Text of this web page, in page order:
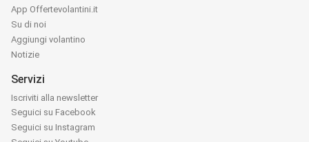
App Offertevolantini.it
Su di noi
Aggiungi volantino
Notizie
Servizi
Iscriviti alla newsletter
Seguici su Facebook
Seguici su Instagram